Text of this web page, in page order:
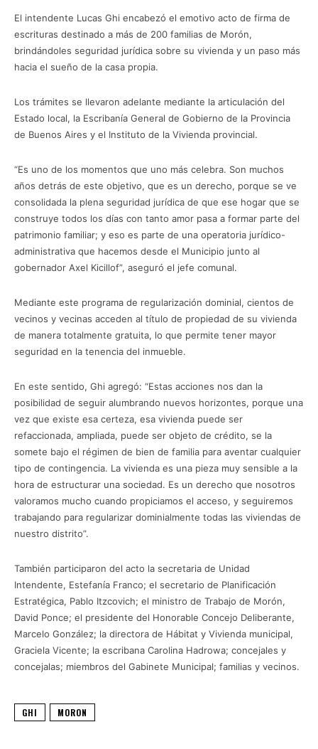
El intendente Lucas Ghi encabezó el emotivo acto de firma de
escrituras destinado a más de 200 familias de Morón,
brindándoles seguridad jurídica sobre su vivienda y un paso más
hacia el sueño de la casa propia.
Los trámites se llevaron adelante mediante la articulación del
Estado local, la Escribanía General de Gobierno de la Provincia
de Buenos Aires y el Instituto de la Vivienda provincial.
“Es uno de los momentos que uno más celebra. Son muchos
años detrás de este objetivo, que es un derecho, porque se ve
consolidada la plena seguridad jurídica de que ese hogar que se
construye todos los días con tanto amor pasa a formar parte del
patrimonio familiar; y eso es parte de una operatoria jurídico-
administrativa que hacemos desde el Municipio junto al
gobernador Axel Kicillof”, aseguró el jefe comunal.
Mediante este programa de regularización dominial, cientos de
vecinos y vecinas acceden al título de propiedad de su vivienda
de manera totalmente gratuita, lo que permite tener mayor
seguridad en la tenencia del inmueble.
En este sentido, Ghi agregó: “Estas acciones nos dan la
posibilidad de seguir alumbrando nuevos horizontes, porque una
vez que existe esa certeza, esa vivienda puede ser
refaccionada, ampliada, puede ser objeto de crédito, se la
somete bajo el régimen de bien de familia para aventar cualquier
tipo de contingencia. La vivienda es una pieza muy sensible a la
hora de estructurar una sociedad. Es un derecho que nosotros
valoramos mucho cuando propiciamos el acceso, y seguiremos
trabajando para regularizar dominialmente todas las viviendas de
nuestro distrito”.
También participaron del acto la secretaria de Unidad
Intendente, Estefanía Franco; el secretario de Planificación
Estratégica, Pablo Itzcovich; el ministro de Trabajo de Morón,
David Ponce; el presidente del Honorable Concejo Deliberante,
Marcelo González; la directora de Hábitat y Vivienda municipal,
Graciela Vicente; la escribana Carolina Hadrowa; concejales y
concejalas; miembros del Gabinete Municipal; familias y vecinos.
GHI MORON